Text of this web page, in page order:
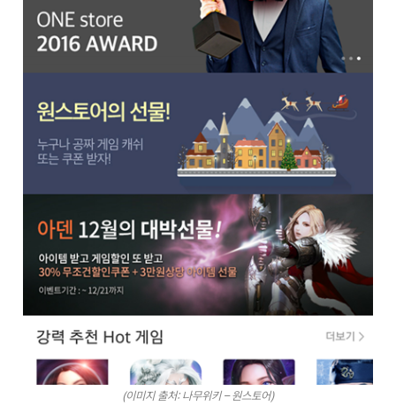
(이미지 출처: 나무위키 – 원스토어)